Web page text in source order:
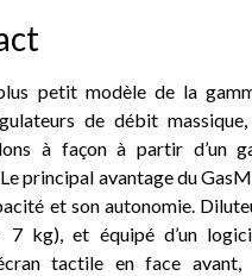
petit modèle de la
de débit
à façon à partir d’un
principal avantage du
et son autonomie.
kg), et équipé d’un
tactile en face avant,